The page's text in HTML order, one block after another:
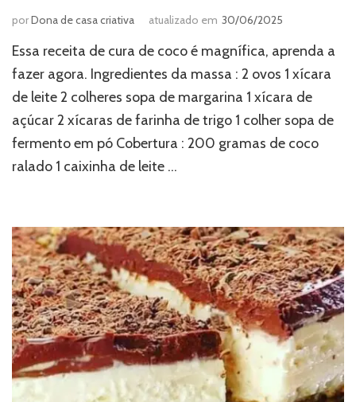
porDona de casa criativa atualizado em 30/06/2025
Essa receita de cura de coco é magnífica, aprenda a
fazer agora. Ingredientes da massa : 2 ovos 1 xícara
de leite 2 colheres sopa de margarina 1 xícara de
açúcar 2 xícaras de farinha de trigo 1 colher sopa de
fermento em pó Cobertura : 200 gramas de coco
ralado 1 caixinha de leite …